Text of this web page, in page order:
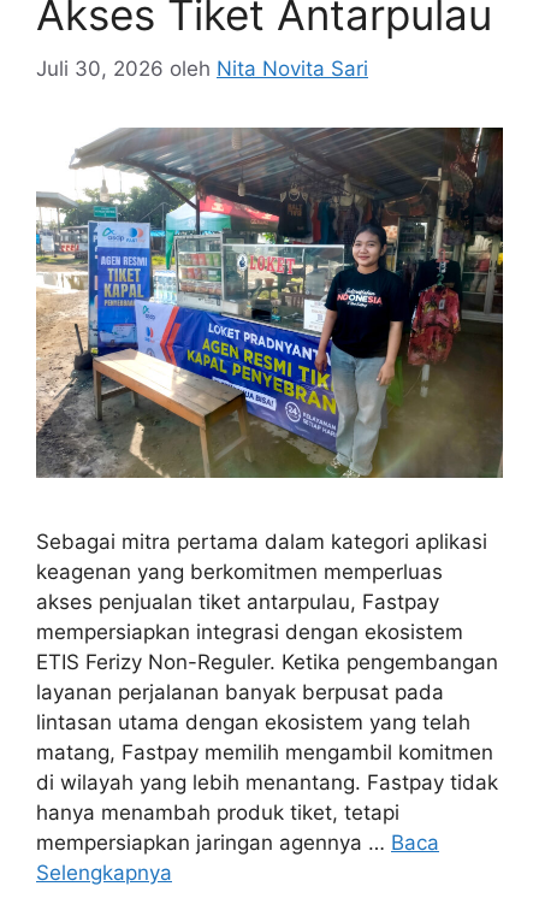
Akses Tiket Antarpulau
Juli 30, 2026 oleh Nita Novita Sari
Sebagai mitra pertama dalam kategori aplikasi
keagenan yang berkomitmen memperluas
akses penjualan tiket antarpulau, Fastpay
mempersiapkan integrasi dengan ekosistem
ETIS Ferizy Non-Reguler. Ketika pengembangan
layanan perjalanan banyak berpusat pada
lintasan utama dengan ekosistem yang telah
matang, Fastpay memilih mengambil komitmen
di wilayah yang lebih menantang. Fastpay tidak
hanya menambah produk tiket, tetapi
mempersiapkan jaringan agennya … Baca
Selengkapnya